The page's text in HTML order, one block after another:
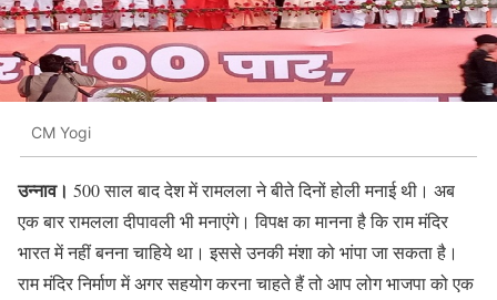
CM Yogi
उन्नाव। 500 साल बाद देश में रामलला ने बीते दिनों होली मनाई थी। अब
एक बार रामलला दीपावली भी मनाएंगे। विपक्ष का मानना है कि राम मंदिर
भारत में नहीं बनना चाहिये था। इससे उनकी मंशा को भांपा जा सकता है।
राम मंदिर निर्माण में अगर सहयोग करना चाहते हैं तो आप लोग भाजपा को एक